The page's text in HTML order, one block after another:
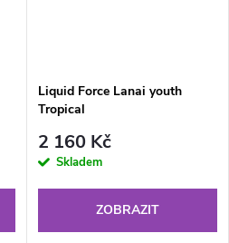
Liquid Force Lanai youth
Tropical
2 160 Kč
Skladem
ZOBRAZIT